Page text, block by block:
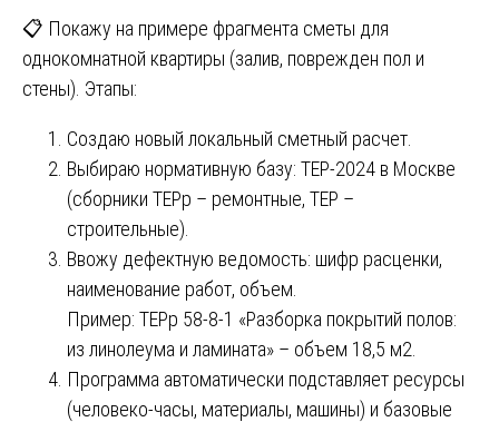
📋 Покажу на примере фрагмента сметы для
однокомнатной квартиры (залив, поврежден пол и
стены). Этапы:
Создаю новый локальный сметный расчет.
Выбираю нормативную базу: ТЕР-2024 в Москве
(сборники ТЕРр – ремонтные, ТЕР –
строительные).
Ввожу дефектную ведомость: шифр расценки,
наименование работ, объем.
Пример: ТЕРр 58-8-1 «Разборка покрытий полов:
из линолеума и ламината» – объем 18,5 м2.
Программа автоматически подставляет ресурсы
(человеко-часы, материалы, машины) и базовые